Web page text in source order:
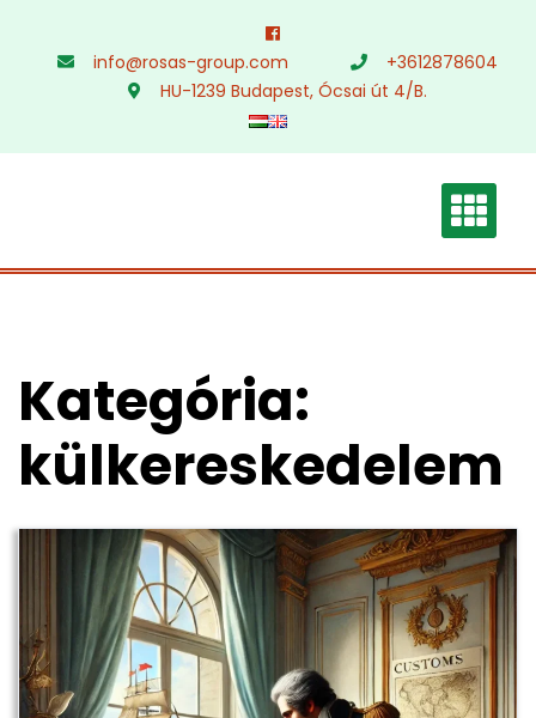
content
info@rosas-group.com
+3612878604
HU-1239 Budapest, Ócsai út 4/B.
Kategória:
külkereskedelem